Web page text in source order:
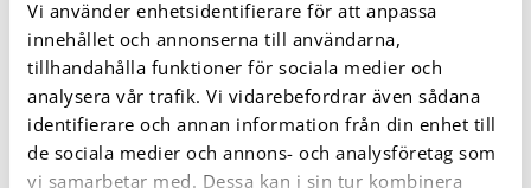
Vi använder enhetsidentifierare för att anpassa
innehållet och annonserna till användarna,
tillhandahålla funktioner för sociala medier och
analysera vår trafik. Vi vidarebefordrar även sådana
identifierare och annan information från din enhet till
de sociala medier och annons- och analysföretag som
vi samarbetar med. Dessa kan i sin tur kombinera
MODE
Basic You: herr